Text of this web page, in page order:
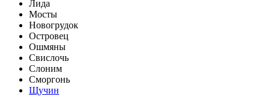
Лида
Мосты
Новогрудок
Островец
Ошмяны
Свислочь
Слоним
Сморгонь
Щучин